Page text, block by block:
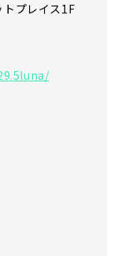
プレイス1F